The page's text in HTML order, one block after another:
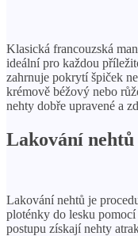
Klasická francouzská
ideální pro každou
zahrnuje pokrytí špiček
krémově béžový nebo
nehty dobře upravené a
Lakování nehtů
Lakování nehtů je
ploténky do lesku
postupu získají nehty